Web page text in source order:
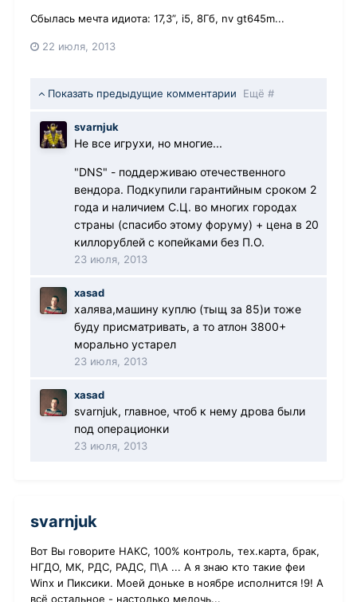
Сбылась мечта идиота: 17,3”, i5, 8Гб, nv gt645m...
22 июля, 2013
Показать предыдущие комментарии Ещё #
svarnjuk
Не все игрухи, но многие...
"DNS" - поддерживаю отечественного
вендора. Подкупили гарантийным сроком 2
года и наличием С.Ц. во многих городах
страны (спасибо этому форуму) + цена в 20
киллорублей с копейками без П.О.
23 июля, 2013
xasad
халява,машину куплю (тыщ за 85)и тоже
буду присматривать, а то атлон 3800+
морально устарел
23 июля, 2013
xasad
svarnjuk, главное, чтоб к нему дрова были
под операционки
23 июля, 2013
svarnjuk
Вот Вы говорите НАКС, 100% контроль, тех.карта, брак,
НГДО, МК, РДС, РАДС, П\А ... А я знаю кто такие феи
Winx и Пиксики. Моей доньке в ноябре исполнится !9! А
всё остальное - настолько мелочь...